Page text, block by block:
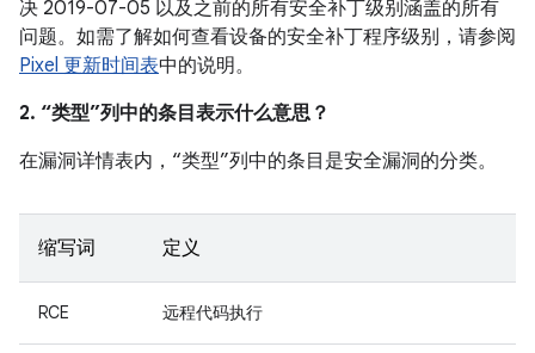
决 2019-07-05 以及之前的所有安全补丁级别涵盖的所有
问题。如需了解如何查看设备的安全补丁程序级别，请参阅
Pixel 更新时间表中的说明。
2. “类型”列中的条目表示什么意思？
在漏洞详情表内，“类型”列中的条目是安全漏洞的分类。
缩写词 定义
RCE 远程代码执行